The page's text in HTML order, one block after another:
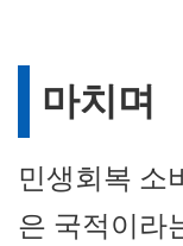
마치며
민생회복 소
은 국적이라